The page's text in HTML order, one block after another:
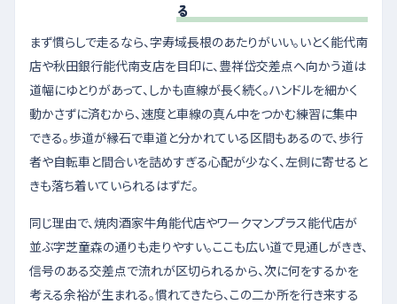
る
まず慣らしで走るなら、字寿域長根のあたりがいい。いとく能代南
店や秋田銀行能代南支店を目印に、豊祥岱交差点へ向かう道は
道幅にゆとりがあって、しかも直線が長く続く。ハンドルを細かく
動かさずに済むから、速度と車線の真ん中をつかむ練習に集中
できる。歩道が縁石で車道と分かれている区間もあるので、歩行
者や自転車と間合いを詰めすぎる心配が少なく、左側に寄せると
きも落ち着いていられるはずだ。
同じ理由で、焼肉酒家牛角能代店やワークマンプラス能代店が
並ぶ字芝童森の通りも走りやすい。ここも広い道で見通しがきき、
信号のある交差点で流れが区切られるから、次に何をするかを
考える余裕が生まれる。慣れてきたら、この二か所を行き来する